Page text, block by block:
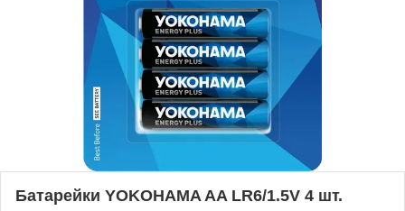
Батарейки YOKOHAMA AA LR6/1.5V 4 шт.